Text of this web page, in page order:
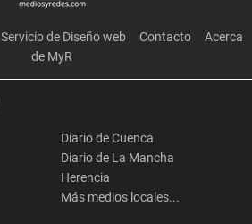
Servicio de Diseño web Contacto
Acerca
de MyR
Diario de Cuenca
Diario de La Mancha
Herencia
Más medios locales...